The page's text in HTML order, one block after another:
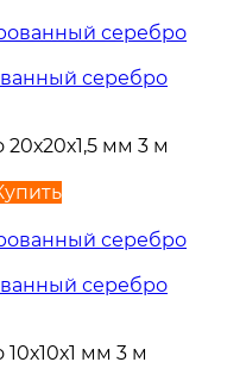
серебро
мм 3 м
серебро
мм 3 м